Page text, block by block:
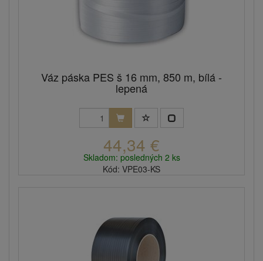
Váz páska PES š 16 mm, 850 m, bílá -
lepená
44,34 €
Skladom: posledných 2 ks
Kód: VPE03-KS